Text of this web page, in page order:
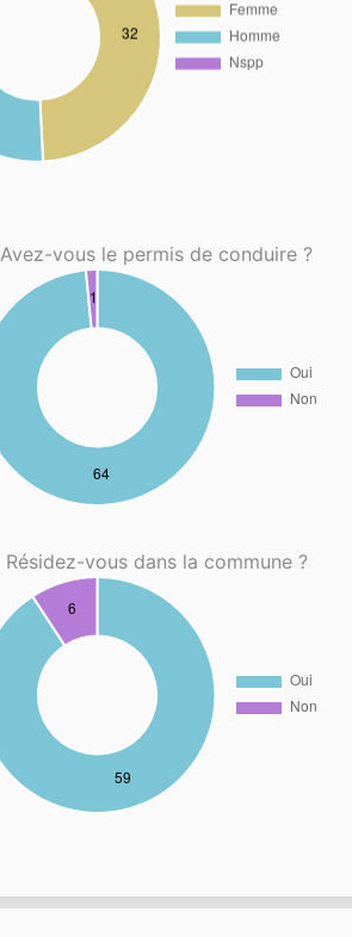
Avez-vous le permis de conduire ?
Résidez-vous dans la commune ?